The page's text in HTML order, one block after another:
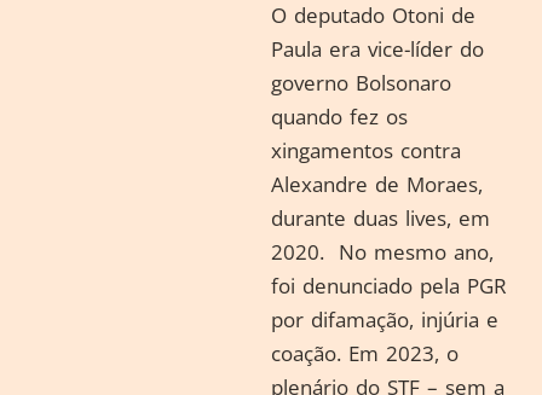
O deputado Otoni de
Paula era vice-líder do
governo Bolsonaro
quando fez os
xingamentos contra
Alexandre de Moraes,
durante duas lives, em
2020. No mesmo ano,
foi denunciado pela PGR
por difamação, injúria e
coação. Em 2023, o
plenário do STF – sem a